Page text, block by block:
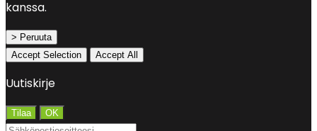
kanssa.
> Peruuta
Accept Selection
Accept All
Uutiskirje